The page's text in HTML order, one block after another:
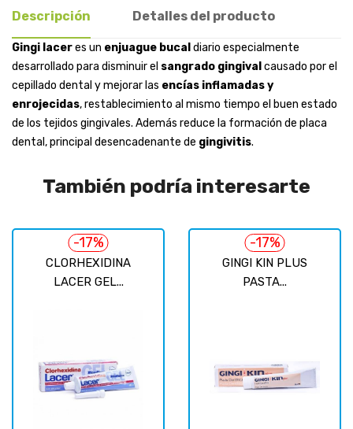
Descripción Detalles del producto
Gingi laceres un enjuague bucal diario especialmente
desarrollado para disminuir el sangrado gingival causado por el
cepillado dental y mejorar las encías inflamadas y
enrojecidas, restablecimiento al mismo tiempo el buen estado
de los tejidos gingivales. Además reduce la formación de placa
dental, principal desencadenante de gingivitis.
También podría interesarte
CLORHEXIDINA
LACER GEL...
-17%
GINGI KIN PLUS
PASTA...
-17%